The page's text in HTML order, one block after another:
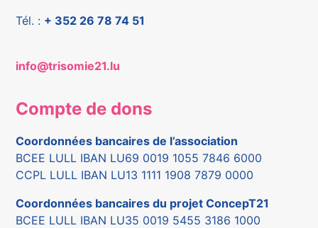
Tél. : + 352 26 78 74 51
info@trisomie21.lu
Compte de dons
Coordonnées bancaires de l’association
BCEE LULL IBAN LU69 0019 1055 7846 6000
CCPL LULL IBAN LU13 1111 1908 7879 0000
Coordonnées bancaires du projet ConcepT21
BCEE LULL IBAN LU35 0019 5455 3186 1000